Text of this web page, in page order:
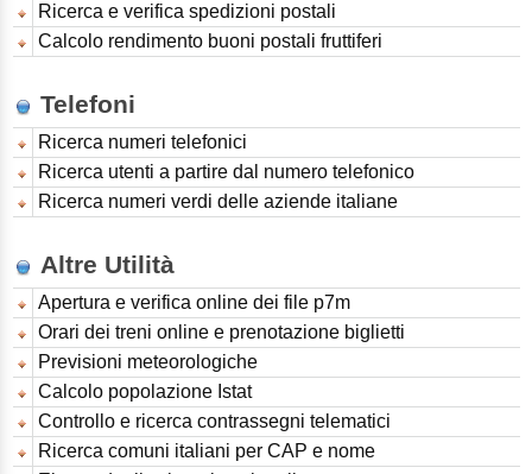
Ricerca e verifica spedizioni postali
Calcolo rendimento buoni postali fruttiferi
Telefoni
Ricerca numeri telefonici
Ricerca utenti a partire dal numero telefonico
Ricerca numeri verdi delle aziende italiane
Altre Utilità
Apertura e verifica online dei file p7m
Orari dei treni online e prenotazione biglietti
Previsioni meteorologiche
Calcolo popolazione Istat
Controllo e ricerca contrassegni telematici
Ricerca comuni italiani per CAP e nome